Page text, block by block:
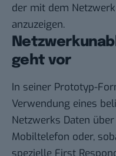
der mit dem
anzuzeigen.
geht vor
In seiner Prototyp-
Verwendung eines
Netzwerks Daten
Mobiltelefon oder,
spezielle First